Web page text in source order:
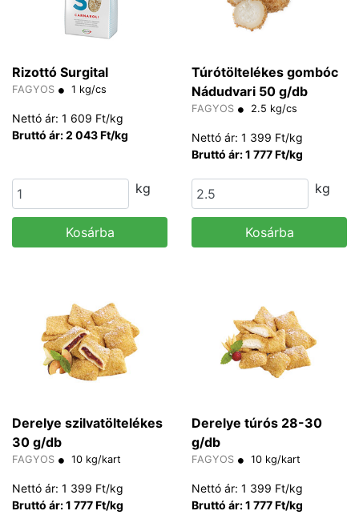
Rizottó Surgital
FAGYOS 1 kg/cs
Nettó ár: 1 609 Ft/kg
Bruttó ár: 2 043 Ft/kg
kg
Kosárba
Túrótöltelékes gombóc
Nádudvari 50 g/db
FAGYOS 2.5 kg/cs
Nettó ár: 1 399 Ft/kg
Bruttó ár: 1 777 Ft/kg
kg
Kosárba
Derelye szilvatöltelékes
30 g/db
FAGYOS 10 kg/kart
Nettó ár: 1 399 Ft/kg
Bruttó ár: 1 777 Ft/kg
Derelye túrós 28-30
g/db
FAGYOS 10 kg/kart
Nettó ár: 1 399 Ft/kg
Bruttó ár: 1 777 Ft/kg